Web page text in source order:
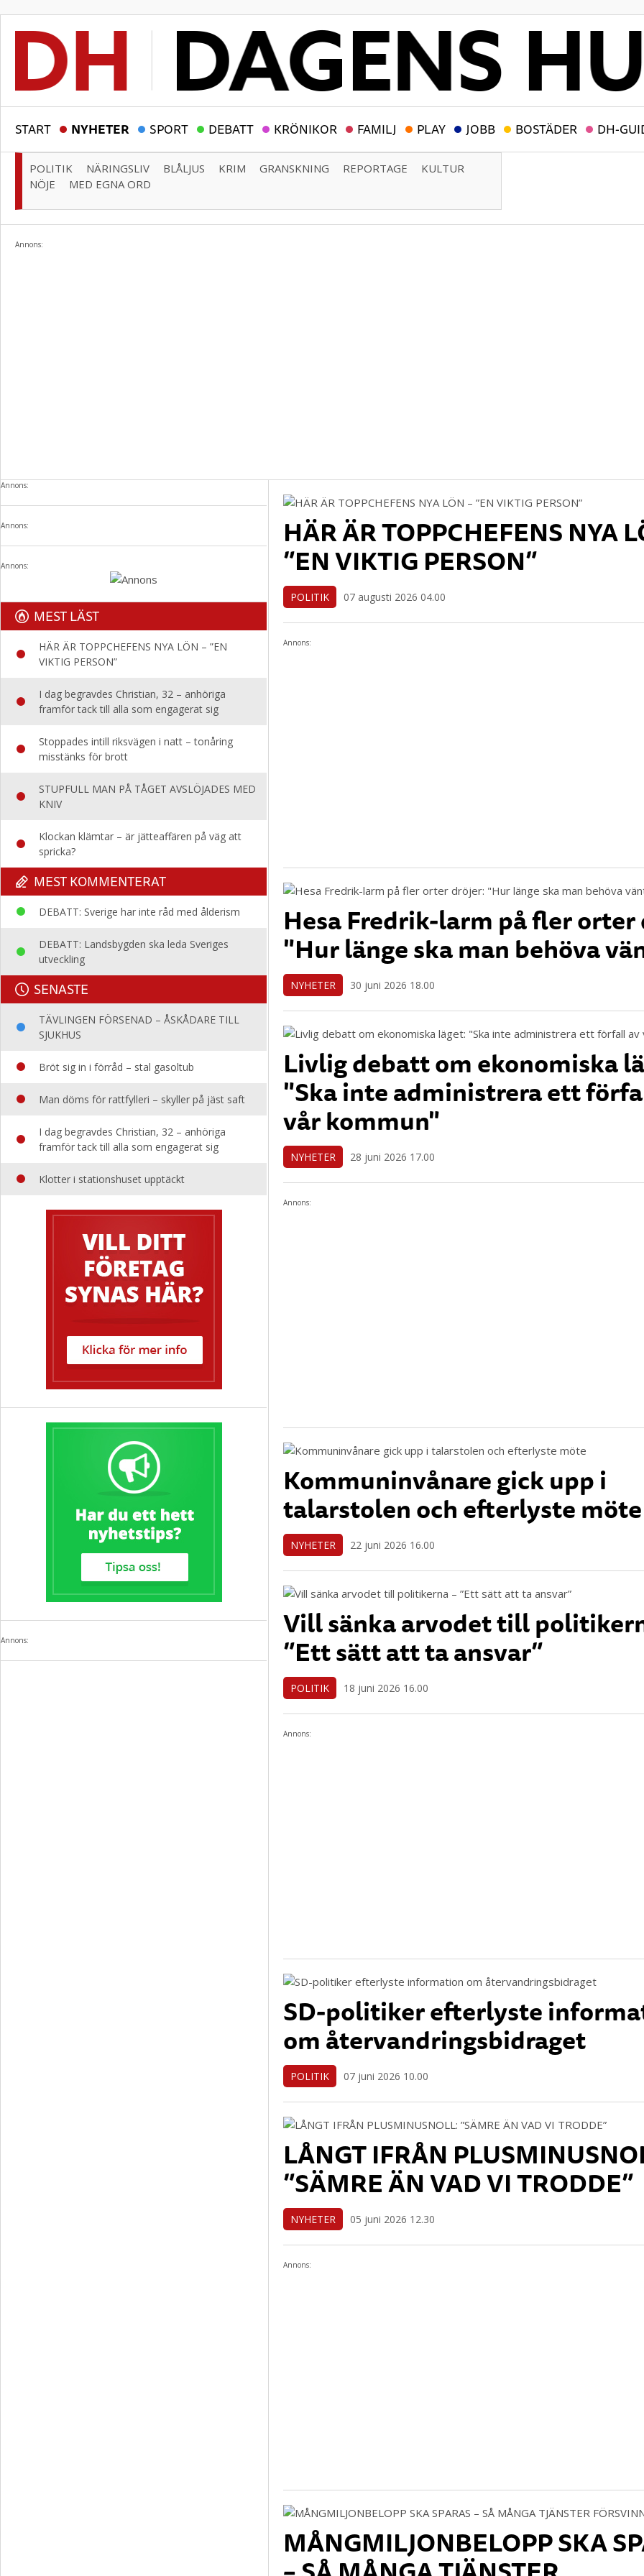
START NYHETER SPORT DEBATT KRÖNIKOR FAMILJ PLAY JOBB BOSTÄDER DH-
POLITIK NÄRINGSLIV BLÅLJUS KRIM GRANSKNING REPORTAGE
KULTUR
NÖJE
MED EGNA ORD
Annons:
Annons:
Annons:
Annons:
MEST LÄST
HÄR ÄR TOPPCHEFENS NYA LÖN – ”EN
VIKTIG PERSON”
I dag begravdes Christian, 32 – anhöriga
framför tack till alla som engagerat sig
Stoppades intill riksvägen i natt – tonåring
misstänks för brott
STUPFULL MAN PÅ TÅGET AVSLÖJADES MED
KNIV
Klockan klämtar – är jätteaffären på väg att
spricka?
MEST KOMMENTERAT
DEBATT: Sverige har inte råd med ålderism
DEBATT: Landsbygden ska leda Sveriges
utveckling
SENASTE
TÄVLINGEN FÖRSENAD – ÅSKÅDARE TILL
SJUKHUS
Bröt sig in i förråd – stal gasoltub
Man döms för rattfylleri – skyller på jäst saft
I dag begravdes Christian, 32 – anhöriga
framför tack till alla som engagerat sig
Klotter i stationshuset upptäckt
Annons:
HÄR ÄR TOPPCHEFENS NYA
”EN VIKTIG PERSON”
POLITIK 07 augusti 2026 04.00
Annons:
Hesa Fredrik-larm på fler
"Hur länge ska man behöva
NYHETER 30 juni 2026 18.00
Livlig debatt om ekonomiska
"Ska inte administrera ett
vår kommun"
NYHETER 28 juni 2026 17.00
Annons:
Kommuninvånare gick upp i
talarstolen och efterlyste möte
NYHETER 22 juni 2026 16.00
Vill sänka arvodet till
”Ett sätt att ta ansvar”
POLITIK 18 juni 2026 16.00
Annons:
SD-politiker efterlyste
om återvandringsbidraget
POLITIK 07 juni 2026 10.00
LÅNGT IFRÅN
”SÄMRE ÄN VAD VI TRODDE”
NYHETER 05 juni 2026 12.30
Annons:
MÅNGMILJONBELOPP SKA